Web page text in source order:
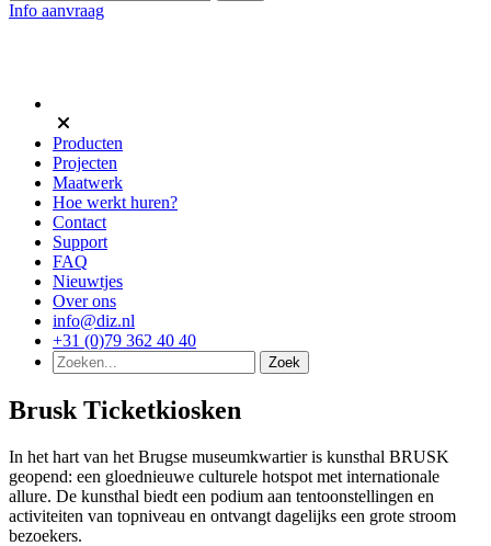
Info aanvraag
Producten
Projecten
Maatwerk
Hoe werkt huren?
Contact
Support
FAQ
Nieuwtjes
Over ons
info@diz.nl
+31 (0)79 362 40 40
Brusk Ticketkiosken
In het hart van het Brugse museumkwartier is kunsthal BRUSK
geopend: een gloednieuwe culturele hotspot met internationale
allure. De kunsthal biedt een podium aan tentoonstellingen en
activiteiten van topniveau en ontvangt dagelijks een grote stroom
bezoekers.